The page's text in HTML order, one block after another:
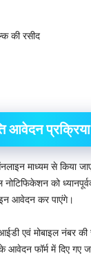
की रसीद
आवेदन प्रक्रिया
माध्यम से किया
को
आवेदन कर पाएंगे।
एवं मोबाइल नंबर
आवेदन फॉर्म में दिए गए